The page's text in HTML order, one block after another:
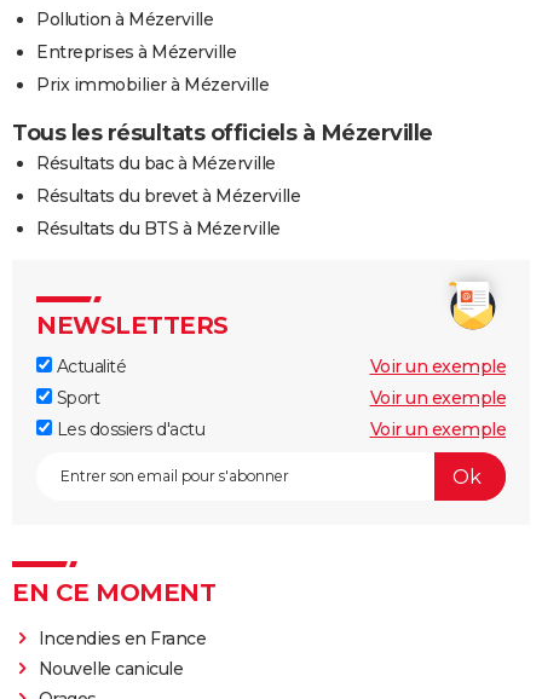
Pollution à Mézerville
Entreprises à Mézerville
Prix immobilier à Mézerville
Tous les résultats officiels à Mézerville
Résultats du bac à Mézerville
Résultats du brevet à Mézerville
Résultats du BTS à Mézerville
NEWSLETTERS
Actualité
Voir un exemple
Sport
Voir un exemple
Les dossiers d'actu
Voir un exemple
EN CE MOMENT
Incendies en France
Nouvelle canicule